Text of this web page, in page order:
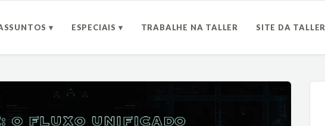
▾ ESPECIAIS ▾ TRABALHE NA TALLER SITE DA TALLER